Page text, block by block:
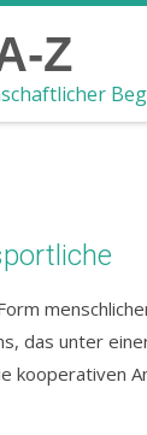
Z
das unter
kooperativen